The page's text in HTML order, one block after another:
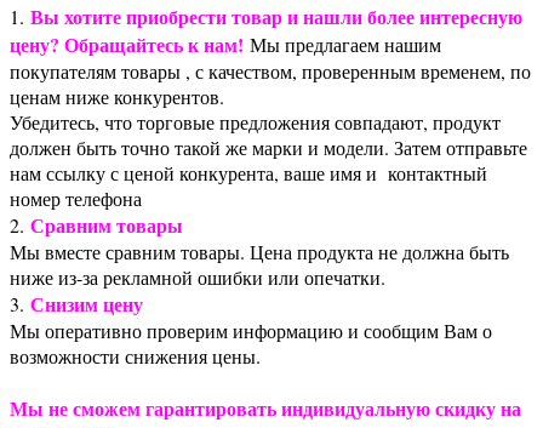
1. Вы хотите приобрести товар и нашли более интересную
цену? Обращайтесь к нам! Мы предлагаем нашим
покупателям товары , с качеством, проверенным временем, по
ценам ниже конкурентов.
Убедитесь, что торговые предложения совпадают, продукт
должен быть точно такой же марки и модели. Затем отправьте
нам ссылку с ценой конкурента, ваше имя и контактный
номер телефона
2. Сравним товары
Мы вместе сравним товары. Цена продукта не должна быть
ниже из-за рекламной ошибки или опечатки.
3. Снизим цену
Мы оперативно проверим информацию и сообщим Вам о
возможности снижения цены.
Мы не сможем гарантировать индивидуальную скидку на